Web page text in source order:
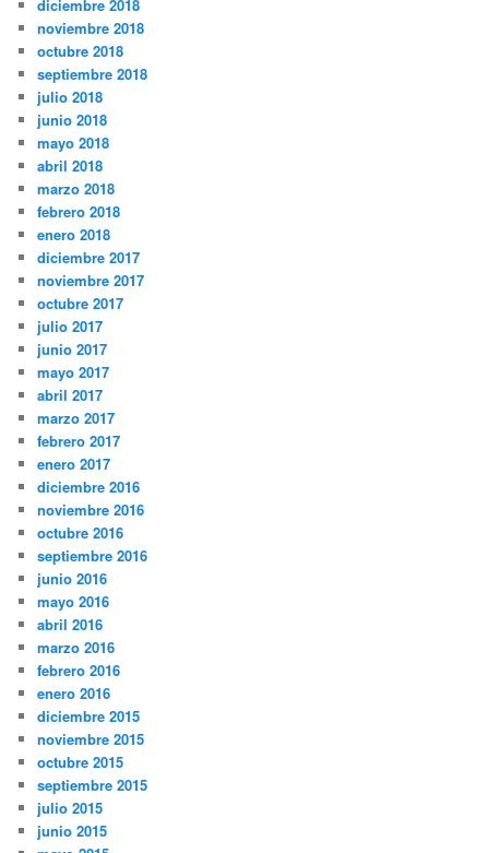
diciembre 2018
noviembre 2018
octubre 2018
septiembre 2018
julio 2018
junio 2018
mayo 2018
abril 2018
marzo 2018
febrero 2018
enero 2018
diciembre 2017
noviembre 2017
octubre 2017
julio 2017
junio 2017
mayo 2017
abril 2017
marzo 2017
febrero 2017
enero 2017
diciembre 2016
noviembre 2016
octubre 2016
septiembre 2016
junio 2016
mayo 2016
abril 2016
marzo 2016
febrero 2016
enero 2016
diciembre 2015
noviembre 2015
octubre 2015
septiembre 2015
julio 2015
junio 2015